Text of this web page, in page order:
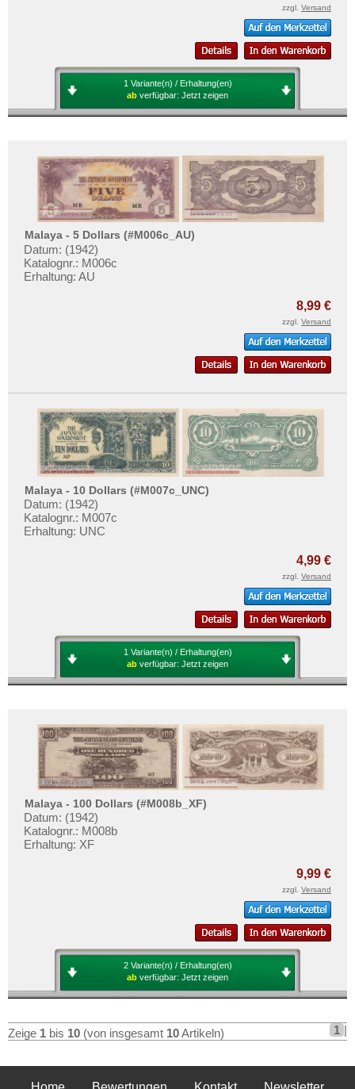
zzgl. Versand
1 Variante(n) / Erhaltung(en)
ab verfügbar: Jetzt zeigen
Malaya - 5 Dollars (#M006c_AU)
Datum: (1942)
Katalognr.: M006c
Erhaltung: AU
8,99 €
zzgl. Versand
Malaya - 10 Dollars (#M007c_UNC)
Datum: (1942)
Katalognr.: M007c
Erhaltung: UNC
4,99 €
zzgl. Versand
1 Variante(n) / Erhaltung(en)
ab verfügbar: Jetzt zeigen
Malaya - 100 Dollars (#M008b_XF)
Datum: (1942)
Katalognr.: M008b
Erhaltung: XF
9,99 €
zzgl. Versand
2 Variante(n) / Erhaltung(en)
ab verfügbar: Jetzt zeigen
Zeige 1 bis 10 (von insgesamt 10Artikeln) 1 |